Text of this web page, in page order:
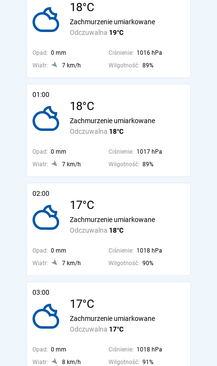
18°C
Odczuwalna 19°C
Zachmurzenie umiarkowane
Opad: 0 mm Ciśnienie: 1016 hPa
Wiatr:
7 km/h Wilgotność: 89%
01:00
18°C
Odczuwalna 18°C
Zachmurzenie umiarkowane
Opad: 0 mm Ciśnienie: 1017 hPa
Wiatr:
7 km/h Wilgotność: 89%
02:00
17°C
Odczuwalna 18°C
Zachmurzenie umiarkowane
Opad: 0 mm Ciśnienie: 1018 hPa
Wiatr:
7 km/h Wilgotność: 90%
03:00
17°C
Odczuwalna 17°C
Zachmurzenie umiarkowane
Opad: 0 mm Ciśnienie: 1018 hPa
Wiatr:
8 km/h Wilgotność: 91%